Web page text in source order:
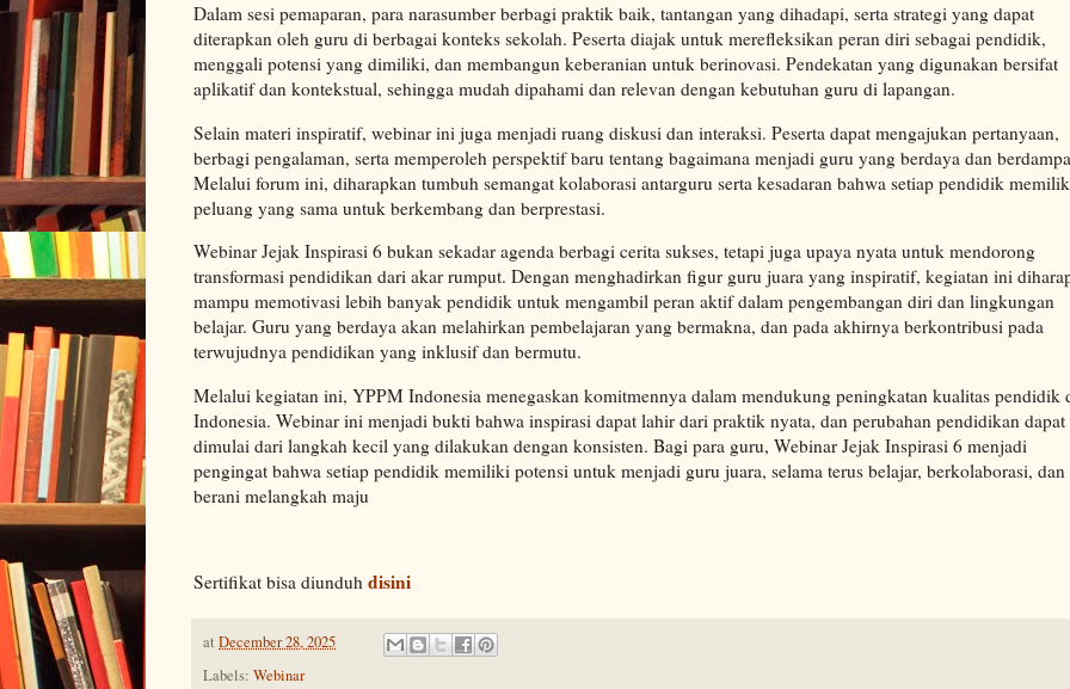
Dalam sesi pemaparan, para narasumber berbagi praktik baik, tantangan yang dihadapi, serta strategi yang dapat
diterapkan oleh guru di berbagai konteks sekolah. Peserta diajak untuk merefleksikan peran diri sebagai pendidik,
menggali potensi yang dimiliki, dan membangun keberanian untuk berinovasi. Pendekatan yang digunakan bersifat
aplikatif dan kontekstual, sehingga mudah dipahami dan relevan dengan kebutuhan guru di lapangan.
Selain materi inspiratif, webinar ini juga menjadi ruang diskusi dan interaksi. Peserta dapat mengajukan pertanyaan,
berbagi pengalaman, serta memperoleh perspektif baru tentang bagaimana menjadi guru yang berdaya dan
Melalui forum ini, diharapkan tumbuh semangat kolaborasi antarguru serta kesadaran bahwa setiap pendidik
peluang yang sama untuk berkembang dan berprestasi.
Webinar Jejak Inspirasi 6 bukan sekadar agenda berbagi cerita sukses, tetapi juga upaya nyata untuk mendorong
transformasi pendidikan dari akar rumput. Dengan menghadirkan figur guru juara yang inspiratif, kegiatan ini
mampu memotivasi lebih banyak pendidik untuk mengambil peran aktif dalam pengembangan diri dan lingkungan
belajar. Guru yang berdaya akan melahirkan pembelajaran yang bermakna, dan pada akhirnya berkontribusi pada
terwujudnya pendidikan yang inklusif dan bermutu.
Melalui kegiatan ini, YPPM Indonesia menegaskan komitmennya dalam mendukung peningkatan kualitas pendidik
Indonesia. Webinar ini menjadi bukti bahwa inspirasi dapat lahir dari praktik nyata, dan perubahan pendidikan dapat
dimulai dari langkah kecil yang dilakukan dengan konsisten. Bagi para guru, Webinar Jejak Inspirasi 6 menjadi
pengingat bahwa setiap pendidik memiliki potensi untuk menjadi guru juara, selama terus belajar, berkolaborasi, dan
berani melangkah maju
Sertifikat bisa diunduh disini
at December 28, 2025
Labels: Webinar